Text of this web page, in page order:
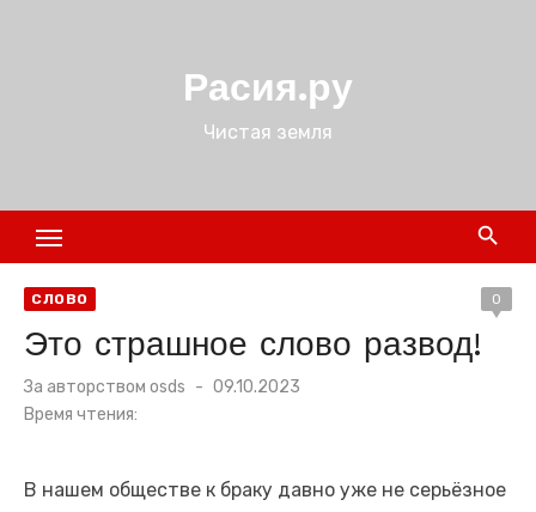
Расия.ру
Чистая земля
СЛОВО 0
Это страшное слово развод!
За авторством osds
Размещено
09.10.2023
Время чтения:
В нашем обществе к браку давно уже не серьёзное